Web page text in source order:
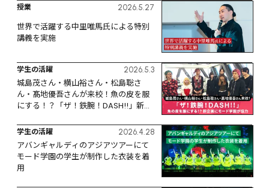
授業 2026.5.27
世界で活躍する中里唯馬氏による特別
講義を実施
学生の活躍 2026.5.3
城島茂さん・横山裕さん・松島聡さ
ん・髙地優吾さんが来校！魚の皮を服
にする！？「ザ！鉄腕！DASH!!」新企
学生の活躍 2026.4.28
アバンギャルディのアジアツアーにて
モード学園の学生が制作した衣装を着
用